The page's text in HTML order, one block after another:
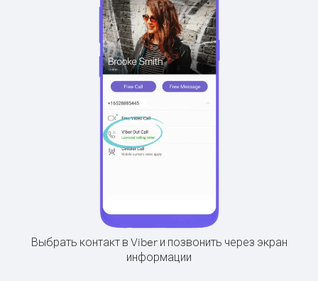
Выбрать контакт в Viber и позвонить через экран
информации